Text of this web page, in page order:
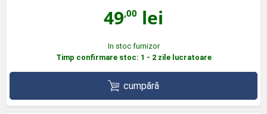
49,00 lei
In stoc furnizor
Timp confirmare stoc: 1 - 2 zile lucratoare
cumpără